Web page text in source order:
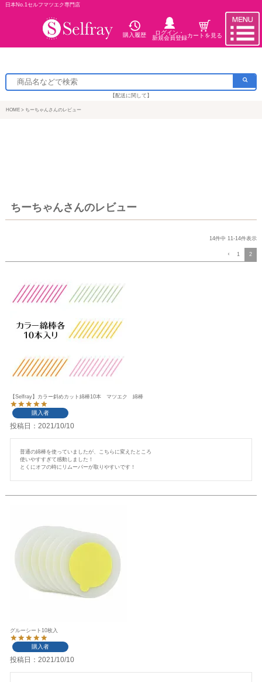
日本No.1セルフマツエク専門店
購入履歴
ログイン・
新規会員登録カートを見る
【配送に関して】
HOME ちーちゃんさんのレビュー
ちーちゃんさんのレビュー
14件中 11-14件表示
1 2
【Selfray】カラー斜めカット綿棒10本 マツエク 綿棒
購入者
投稿日 2021/10/10
普通の綿棒を使っていましたが、こちらに変えたところ
使いやすすぎて感動しました！
とくにオフの時にリムーバーが取りやすいです！
グルーシート10枚入
購入者
投稿日 2021/10/10